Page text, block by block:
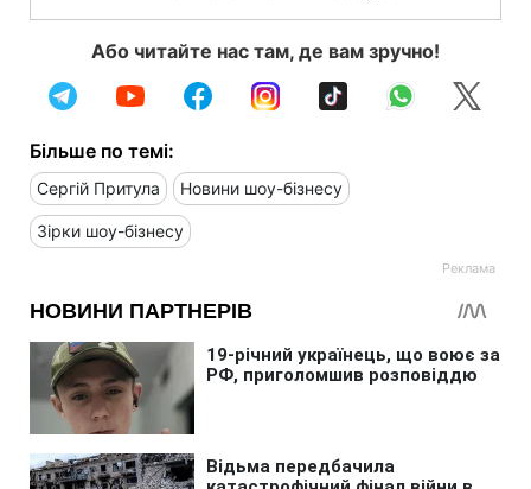
Або читайте нас там, де вам зручно!
Більше по темі:
Сергій Притула Новини шоу-бізнесу
Зірки шоу-бізнесу